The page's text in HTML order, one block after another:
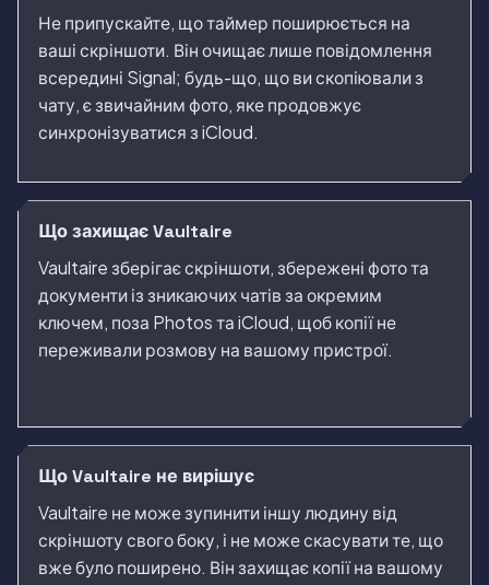
Не припускайте, що таймер поширюється на
ваші скріншоти. Він очищає лише повідомлення
всередині Signal; будь-що, що ви скопіювали з
чату, є звичайним фото, яке продовжує
синхронізуватися з iCloud.
Що захищає Vaultaire
Vaultaire зберігає скріншоти, збережені фото та
документи із зникаючих чатів за окремим
ключем, поза Photos та iCloud, щоб копії не
переживали розмову на вашому пристрої.
Що Vaultaire не вирішує
Vaultaire не може зупинити іншу людину від
скріншоту свого боку, і не може скасувати те, що
вже було поширено. Він захищає копії на вашому